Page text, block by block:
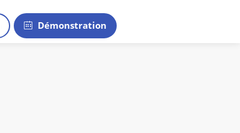
Démonstration